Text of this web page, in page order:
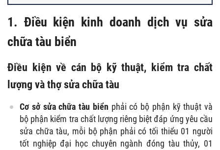
1. Điều kiện kinh doanh dịch vụ sửa
chữa tàu biển
Điều kiện về cán bộ kỹ thuật, kiểm tra chất
lượng và thợ sửa chữa tàu
Cơ sở sửa chữa tàu biển phải có bộ phận kỹ thuật và
bộ phận kiểm tra chất lượng riêng biệt đáp ứng yêu cầu
sửa chữa tàu, mỗi bộ phận phải có tối thiểu 01 người
tốt nghiệp đại học chuyên ngành đóng tàu thủy, 01